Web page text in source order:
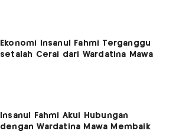
Ekonomi Insanul Fahmi Terganggu
setalah Cerai dari Wardatina Mawa
Insanul Fahmi Akui Hubungan
dengan Wardatina Mawa Membaik